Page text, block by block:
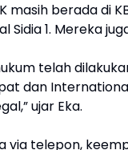
masih berada di
Sidia 1. Mereka
telah
dan
ujar Eka.
via telepon,